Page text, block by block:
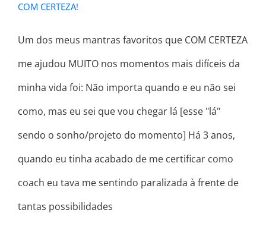
COM CERTEZA!
Um dos meus mantras favoritos que COM CERTEZA
me ajudou MUITO nos momentos mais difíceis da
minha vida foi: Não importa quando e eu não sei
como, mas eu sei que vou chegar lá [esse "lá"
sendo o sonho/projeto do momento] Há 3 anos,
quando eu tinha acabado de me certificar como
coach eu tava me sentindo paralizada à frente de
tantas possibilidades